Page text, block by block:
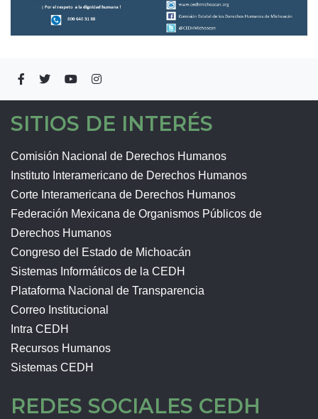
SITIOS DE INTERÉS
Comisión Nacional de Derechos Humanos
Instituto Interamericano de Derechos Humanos
Corte Interamericana de Derechos Humanos
Federación Mexicana de Organismos Públicos de
Derechos Humanos
Congreso del Estado de Michoacán
Sistemas Informáticos de la CEDH
Plataforma Nacional de Transparencia
Correo Institucional
Intra CEDH
Recursos Humanos
Sistemas CEDH
REDES SOCIALES CEDH